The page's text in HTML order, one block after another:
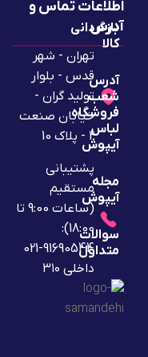
بازگردانی
کالا
آدرس
شعب
فروشگاه
لباس
آیپوش
مجله
آیپوش
سوالات
متداول
تهران - شهر
قدس - بلوار
تولید گران -
خیابان صنعت
2 - پلاک 10
پشتیبانی
مستقیم
(ساعات 9:00 تا
18:00):
91690544-021
داخلی ۳۱۰
اطلاعات تماس و
آدرس